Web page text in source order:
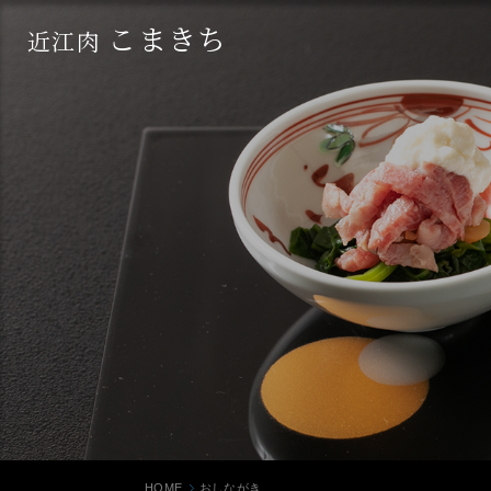
近江肉 こまきち
HOME おしながき